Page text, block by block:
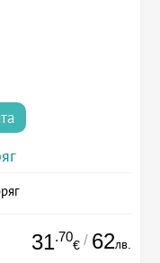
31.70
€ / 62лв.